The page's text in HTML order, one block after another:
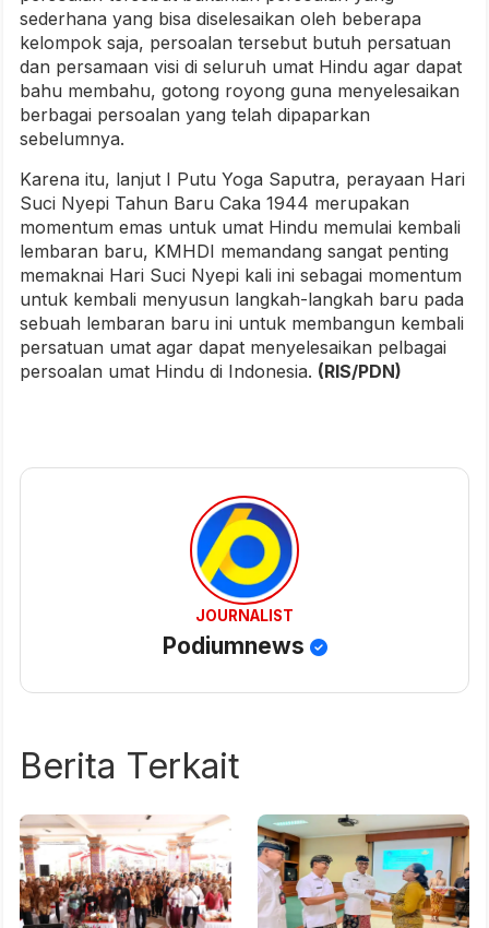
sederhana yang bisa diselesaikan oleh beberapa
kelompok saja, persoalan tersebut butuh persatuan
dan persamaan visi di seluruh umat Hindu agar dapat
bahu membahu, gotong royong guna menyelesaikan
berbagai persoalan yang telah dipaparkan
sebelumnya.
Karena itu, lanjut I Putu Yoga Saputra, perayaan Hari
Suci Nyepi Tahun Baru Caka 1944 merupakan
momentum emas untuk umat Hindu memulai kembali
lembaran baru, KMHDI memandang sangat penting
memaknai Hari Suci Nyepi kali ini sebagai momentum
untuk kembali menyusun langkah-langkah baru pada
sebuah lembaran baru ini untuk membangun kembali
persatuan umat agar dapat menyelesaikan pelbagai
persoalan umat Hindu di Indonesia. (RIS/PDN)
JOURNALIST
Podiumnews
Berita Terkait